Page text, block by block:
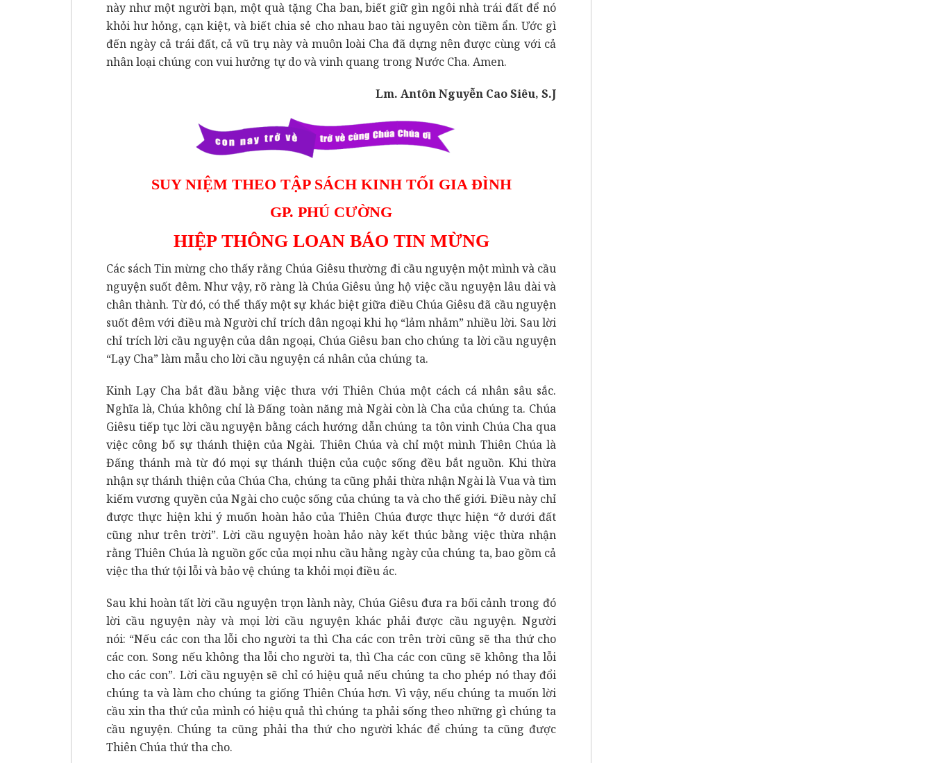
này như một người bạn, một quà tặng Cha ban, biết giữ gìn ngôi nhà trái đất để nó
khỏi hư hỏng, cạn kiệt, và biết chia sẻ cho nhau bao tài nguyên còn tiềm ẩn. Ước gì
đến ngày cả trái đất, cả vũ trụ này và muôn loài Cha đã dựng nên được cùng với cả
nhân loại chúng con vui hưởng tự do và vinh quang trong Nước Cha. Amen.
Lm. Antôn Nguyễn Cao Siêu, S.J
SUY NIỆM THEO TẬP SÁCH KINH TỐI GIA ĐÌNH
GP. PHÚ CƯỜNG
HIỆP THÔNG LOAN BÁO TIN MỪNG
Các sách Tin mừng cho thấy rằng Chúa Giêsu thường đi cầu nguyện một mình và cầu
nguyện suốt đêm. Như vậy, rõ ràng là Chúa Giêsu ủng hộ việc cầu nguyện lâu dài và
chân thành. Từ đó, có thể thấy một sự khác biệt giữa điều Chúa Giêsu đã cầu nguyện
suốt đêm với điều mà Người chỉ trích dân ngoại khi họ “lảm nhảm” nhiều lời. Sau lời
chỉ trích lời cầu nguyện của dân ngoại, Chúa Giêsu ban cho chúng ta lời cầu nguyện
“Lạy Cha” làm mẫu cho lời cầu nguyện cá nhân của chúng ta.
Kinh Lạy Cha bắt đầu bằng việc thưa với Thiên Chúa một cách cá nhân sâu sắc.
Nghĩa là, Chúa không chỉ là Đấng toàn năng mà Ngài còn là Cha của chúng ta. Chúa
Giêsu tiếp tục lời cầu nguyện bằng cách hướng dẫn chúng ta tôn vinh Chúa Cha qua
việc công bố sự thánh thiện của Ngài. Thiên Chúa và chỉ một mình Thiên Chúa là
Đấng thánh mà từ đó mọi sự thánh thiện của cuộc sống đều bắt nguồn. Khi thừa
nhận sự thánh thiện của Chúa Cha, chúng ta cũng phải thừa nhận Ngài là Vua và tìm
kiếm vương quyền của Ngài cho cuộc sống của chúng ta và cho thế giới. Điều này chỉ
được thực hiện khi ý muốn hoàn hảo của Thiên Chúa được thực hiện “ở dưới đất
cũng như trên trời”. Lời cầu nguyện hoàn hảo này kết thúc bằng việc thừa nhận
rằng Thiên Chúa là nguồn gốc của mọi nhu cầu hằng ngày của chúng ta, bao gồm cả
việc tha thứ tội lỗi và bảo vệ chúng ta khỏi mọi điều ác.
Sau khi hoàn tất lời cầu nguyện trọn lành này, Chúa Giêsu đưa ra bối cảnh trong đó
lời cầu nguyện này và mọi lời cầu nguyện khác phải được cầu nguyện. Người
nói: “Nếu các con tha lỗi cho người ta thì Cha các con trên trời cũng sẽ tha thứ cho
các con. Song nếu không tha lỗi cho người ta, thì Cha các con cũng sẽ không tha lỗi
cho các con”. Lời cầu nguyện sẽ chỉ có hiệu quả nếu chúng ta cho phép nó thay đổi
chúng ta và làm cho chúng ta giống Thiên Chúa hơn. Vì vậy, nếu chúng ta muốn lời
cầu xin tha thứ của mình có hiệu quả thì chúng ta phải sống theo những gì chúng ta
cầu nguyện. Chúng ta cũng phải tha thứ cho người khác để chúng ta cũng được
Thiên Chúa thứ tha cho.